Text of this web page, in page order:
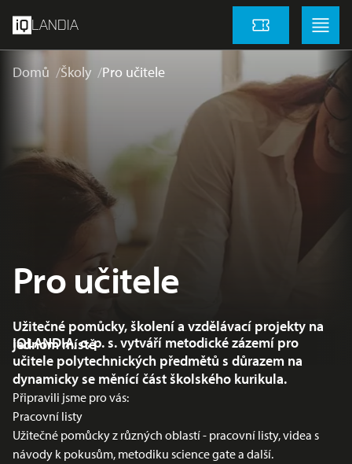
LANDIA Vstupenky
Menu
Domů Školy Pro učitele
Pro učitele
Užitečné pomůcky, školení a vzdělávací projekty na
jednom místě
IQLANDIA, o. p. s. vytváří metodické zázemí pro
učitele polytechnických předmětů s důrazem na
dynamicky se měnící část školského kurikula.
Připravili jsme pro vás:
Pracovní listy
Užitečné pomůcky z různých oblastí - pracovní listy, videa s
návody k pokusům, metodiku science gate a další.